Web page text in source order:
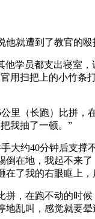
就遭到了教官的殴
学员都支出寝室，
用扫把上的小竹条
（长跑）比拼，
我抽了一顿。”
约40分钟后支撑
在地，我起不来
在了我的右眼眶上
，在跑不动的时候
地乱叫，感觉就要晕